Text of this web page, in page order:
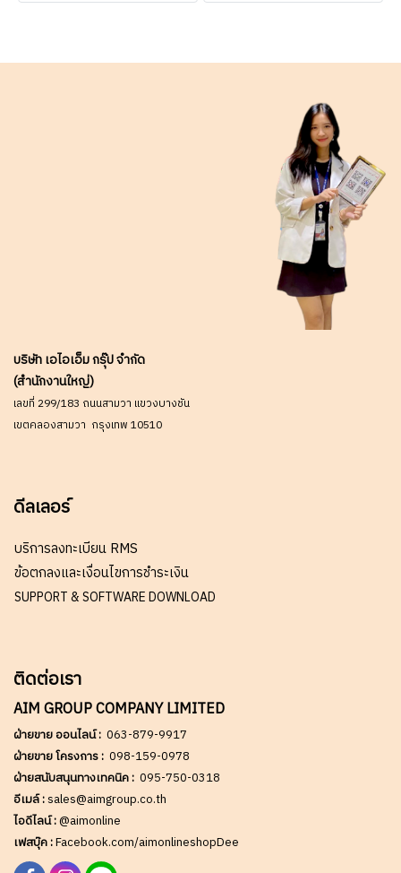
5290 (สินค้ายังไม่รวมภาษี
มูลค่าเพิ่ม,ค่าขนส่ง ,ราคาอาจมี
การเปลี่ยนแปลงได้ โดยไม่แจ้ง
ให้ทราบล่วงหน้า)
บริษัท เอไอเอ็ม กรุ๊ป จำกัด
(สำนักงานใหญ่)
เลขที่ 299/183 ถนนสามวา แขวงบางชัน
เขตคลองสามวา กรุงเทพ 10510
ดีลเลอร์
บริการลงทะเบียน RMS
ข้อตกลงและเงื่อนไขการชำระเงิน
SUPPORT & SOFTWARE DOWNLOAD
ติดต่อเรา
AIM GROUP COMPANY LIMITED
ฝ่ายขาย ออนไลน์ : 063-879-9917
ฝ่ายขาย โครงการ : 098-159-0978
ฝ่ายสนับสนุนทางเทคนิค : 095-750-0318
อีเมล์ :sales@aimgroup.co.th
ไอดีไลน์ :@aimonline
เฟสบุ๊ค :Facebook.com/aimonlineshopDee